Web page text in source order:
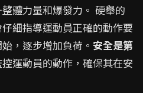
體力量和爆發力。 硬舉的
細指導運動員正確的動作要
，逐步增加負荷。 安全是第
控運動員的動作，確保其在安